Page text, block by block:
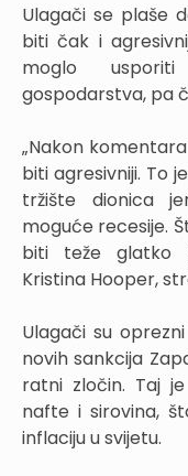
Ulagači se plaše
biti čak i
moglo
gospodarstva, pa
„Nakon
biti agresivniji. To
tržište dionica
moguće recesije.
biti teže glatko
Kristina Hooper,
Ulagači su
novih sankcija
ratni zločin. Taj
nafte i sirovina,
inflaciju u svijetu.